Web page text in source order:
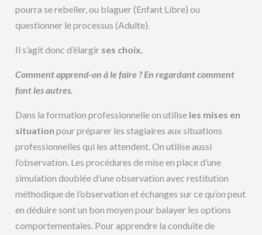
pourra se rebeller, ou blaguer (Enfant Libre) ou
questionner le processus (Adulte).
Il s’agit donc d’élargir ses choix.
Comment apprend-on à le faire ? En regardant comment
font les autres.
Dans la formation professionnelle on utilise les mises en
situation pour préparer les stagiaires aux situations
professionnelles qui les attendent. On utilise aussi
l’observation. Les procédures de mise en place d’une
simulation doublée d’une observation avec restitution
méthodique de l’observation et échanges sur ce qu’on peut
en déduire sont un bon moyen pour balayer les options
comportementales. Pour apprendre la conduite de